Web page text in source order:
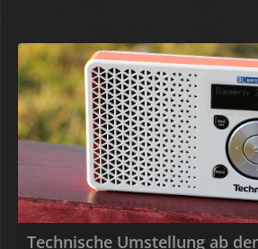
Technische Umstellung ab